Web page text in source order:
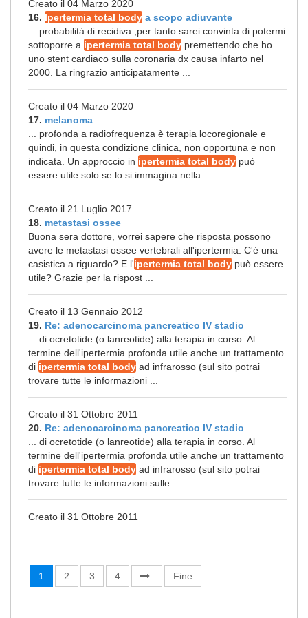
Creato il 04 Marzo 2020
16. Ipertermia total body a scopo adiuvante
... probabilità di recidiva ,per tanto sarei convinta di potermi
sottoporre a ipertermia total body premettendo che ho
uno stent cardiaco sulla coronaria dx causa infarto nel
2000. La ringrazio anticipatamente ...
Creato il 04 Marzo 2020
17. melanoma
... profonda a radiofrequenza è terapia locoregionale e
quindi, in questa condizione clinica, non opportuna e non
indicata. Un approccio in ipertermia total body può
essere utile solo se lo si immagina nella ...
Creato il 21 Luglio 2017
18. metastasi ossee
Buona sera dottore, vorrei sapere che risposta possono
avere le metastasi ossee vertebrali all'ipertermia. C'é una
casistica a riguardo? E l'ipertermia total body può essere
utile? Grazie per la rispost ...
Creato il 13 Gennaio 2012
19. Re: adenocarcinoma pancreatico IV stadio
... di ocretotide (o lanreotide) alla terapia in corso. Al
termine dell'ipertermia profonda utile anche un trattamento
di ipertermia total body ad infrarosso (sul sito potrai
trovare tutte le informazioni ...
Creato il 31 Ottobre 2011
20. Re: adenocarcinoma pancreatico IV stadio
... di ocretotide (o lanreotide) alla terapia in corso. Al
termine dell'ipertermia profonda utile anche un trattamento
di ipertermia total body ad infrarosso (sul sito potrai
trovare tutte le informazioni sulle ...
Creato il 31 Ottobre 2011
1 2 3 4 Fine